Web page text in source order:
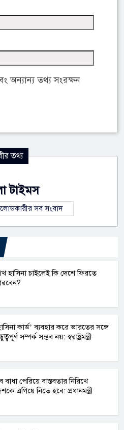
অন্যান্য তথ্য সংরক্ষন
তথ্য
টাইমস
সব সংবাদ
হাসিনা চাইলেই কি দেশে ফিরতে
কার্ড’ ব্যবহার করে ভারতের সঙ্গে
সম্পর্ক সম্ভব নয়: স্বরাষ্ট্রমন্ত্রী
বাধা পেরিয়ে বাস্তবতার নিরিখে
এগিয়ে নিতে হবে: প্রধানমন্ত্রী